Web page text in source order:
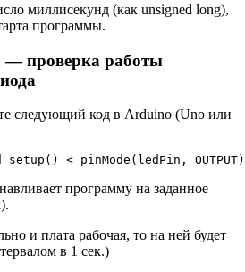
миллисекунд (как unsigned long),
программы.
— проверка работы
следующий код в Arduino (Uno или
< pinMode(ledPin,
программу на заданное
и плата рабочая, то на ней будет
в 1 сек.)